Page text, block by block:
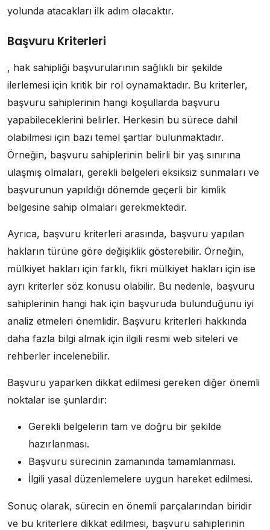
yolunda atacakları ilk adım olacaktır.
Başvuru Kriterleri
, hak sahipliği başvurularının sağlıklı bir şekilde
ilerlemesi için kritik bir rol oynamaktadır. Bu kriterler,
başvuru sahiplerinin hangi koşullarda başvuru
yapabileceklerini belirler. Herkesin bu sürece dahil
olabilmesi için bazı temel şartlar bulunmaktadır.
Örneğin, başvuru sahiplerinin belirli bir yaş sınırına
ulaşmış olmaları, gerekli belgeleri eksiksiz sunmaları ve
başvurunun yapıldığı dönemde geçerli bir kimlik
belgesine sahip olmaları gerekmektedir.
Ayrıca, başvuru kriterleri arasında, başvuru yapılan
hakların türüne göre değişiklik gösterebilir. Örneğin,
mülkiyet hakları için farklı, fikri mülkiyet hakları için ise
ayrı kriterler söz konusu olabilir. Bu nedenle, başvuru
sahiplerinin hangi hak için başvuruda bulunduğunu iyi
analiz etmeleri önemlidir. Başvuru kriterleri hakkında
daha fazla bilgi almak için ilgili resmi web siteleri ve
rehberler incelenebilir.
Başvuru yaparken dikkat edilmesi gereken diğer önemli
noktalar ise şunlardır:
Gerekli belgelerin tam ve doğru bir şekilde
hazırlanması.
Başvuru sürecinin zamanında tamamlanması.
İlgili yasal düzenlemelere uygun hareket edilmesi.
Sonuç olarak, sürecin en önemli parçalarından biridir
ve bu kriterlere dikkat edilmesi, başvuru sahiplerinin